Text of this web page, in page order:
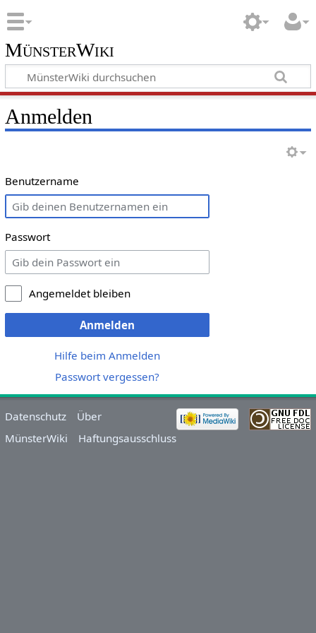
MünsterWiki
Anmelden
Benutzername
Passwort
Angemeldet bleiben
Anmelden
Hilfe beim Anmelden
Passwort vergessen?
Datenschutz
Über
MünsterWiki
Haftungsausschluss